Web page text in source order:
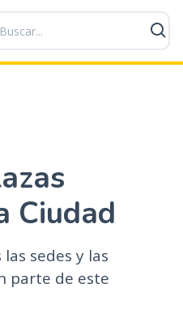
P
a
s
a
n
t
e
d
Ciudad
sedes y las
parte de este